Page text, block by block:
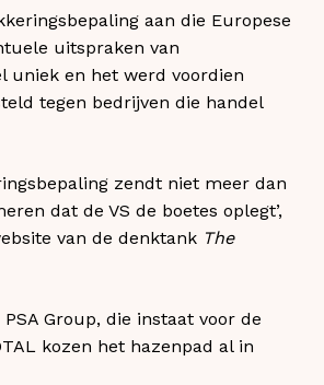
aan die Europese
uitspraken van
uniek en het werd voordien
tegen bedrijven die handel
zendt niet meer dan
dat de VS de boetes oplegt’,
van de denktank The
Group, die instaat voor de
kozen het hazenpad al in